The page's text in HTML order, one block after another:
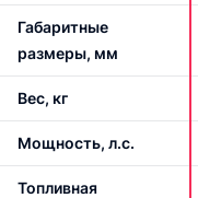
Габаритные
размеры, мм
Вес, кг
Мощность, л.с.
Топливная